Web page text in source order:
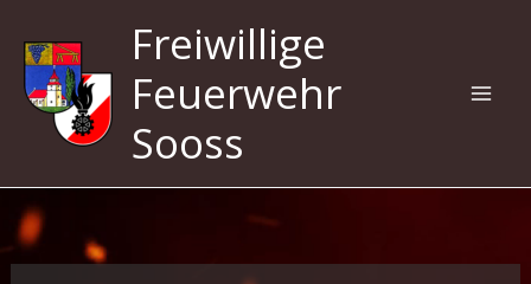
Inhalt
springen
Freiwillige
Feuerwehr
Sooss